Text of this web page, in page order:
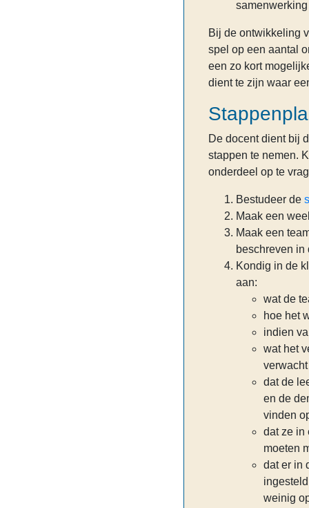
Bij de ontwikkeling
spel op een aantal
een zo kort
dient te zijn waar
De docent dient bij
stappen te nemen.
onderdeel op te
Bestudeer de
Maak een
Maak een
beschreven
Kondig in de
aan:
wat de
hoe het
indien
wat het
dat de
en de
vinden
dat ze in
moeten
dat er in
weinig